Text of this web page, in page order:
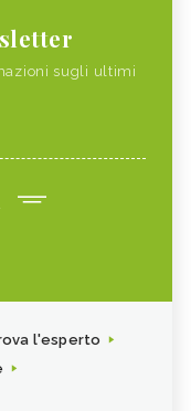
sugli ultimi
l'esperto